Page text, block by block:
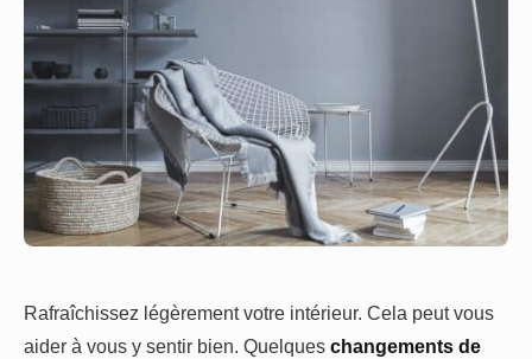
Rafraîchissez légèrement votre intérieur. Cela peut vous
aider à vous y sentir bien. Quelques changements de